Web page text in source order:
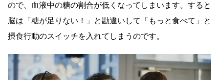
ので、血液中の糖の割合が低くなってしまいます。すると
脳は「糖が足りない！」と勘違いして「もっと食べて」と
摂食行動のスイッチを入れてしまうのです。